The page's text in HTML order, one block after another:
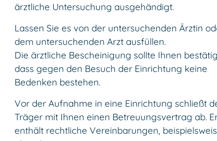
ärztliche Untersuchung ausgehändigt.
Lassen Sie es von der untersuchenden Ärztin
dem untersuchenden Arzt ausfüllen.
Die ärztliche Bescheinigung sollte Ihnen
dass gegen den Besuch der Einrichtung keine
Bedenken bestehen.
Vor der Aufnahme in eine Einrichtung schließt
Träger mit Ihnen einen Betreuungsvertrag ab.
enthält rechtliche Vereinbarungen,